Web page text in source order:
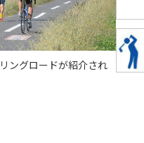
ングロードが紹介され